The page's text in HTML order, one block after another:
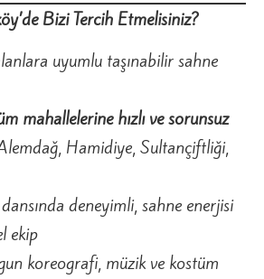
Bizi Tercih Etmelisiniz?
uyumlu taşınabilir sahne
mahallelerine hızlı ve sorunsuz
Hamidiye, Sultançiftliği,
deneyimli, sahne enerjisi
ekip
koreografi, müzik ve kostüm